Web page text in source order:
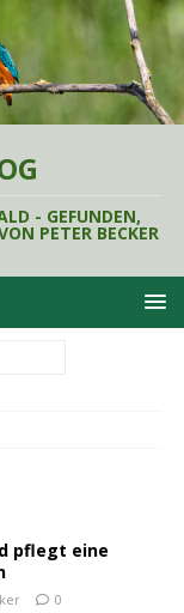
- GEFUNDEN,
PETER BECKER
pflegt eine
0